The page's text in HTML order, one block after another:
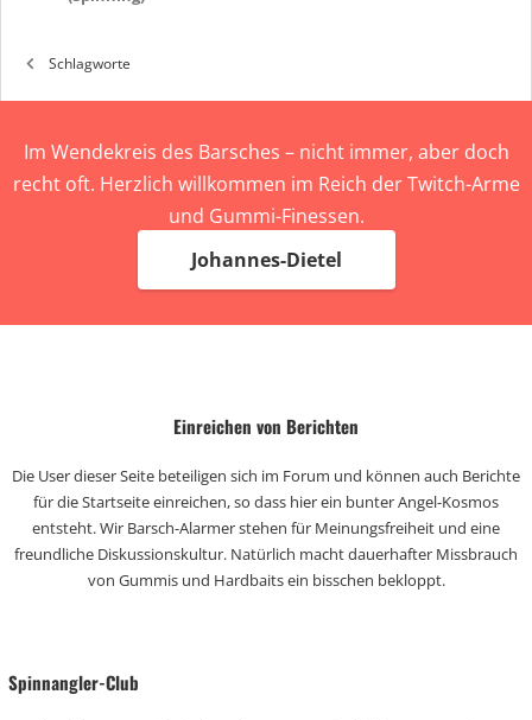
Schlagworte
Im Wendekreis des Barsches – nicht immer, aber doch
recht oft. Herzlich willkommen im Reich der Twitch-Arme
und Gummi-Finessen.
Johannes-Dietel
Einreichen von Berichten
Die User dieser Seite beteiligen sich im Forum und können auch Berichte
für die Startseite einreichen, so dass hier ein bunter Angel-Kosmos
entsteht. Wir Barsch-Alarmer stehen für Meinungsfreiheit und eine
freundliche Diskussionskultur. Natürlich macht dauerhafter Missbrauch
von Gummis und Hardbaits ein bisschen bekloppt.
Spinnangler-Club